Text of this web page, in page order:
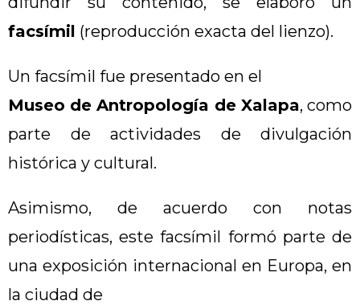
facsímil (reproducción exacta del lienzo).
Un facsímil fue presentado en el
Museo de Antropología de Xalapa, como
parte de actividades de divulgación
histórica y cultural.
Asimismo, de acuerdo con notas
periodísticas, este facsímil formó parte de
una exposición internacional en Europa, en
la ciudad de